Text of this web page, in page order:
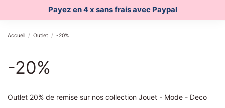
Payez en 4 x sans frais avec Paypal
Accueil Outlet -20%
-20%
Outlet 20% de remise sur nos collection Jouet - Mode - Deco